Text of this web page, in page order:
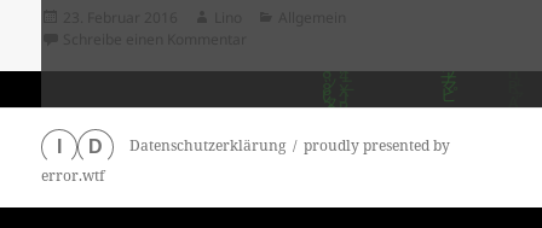
D Datenschutzerklärung
proudly presented by
error.wtf